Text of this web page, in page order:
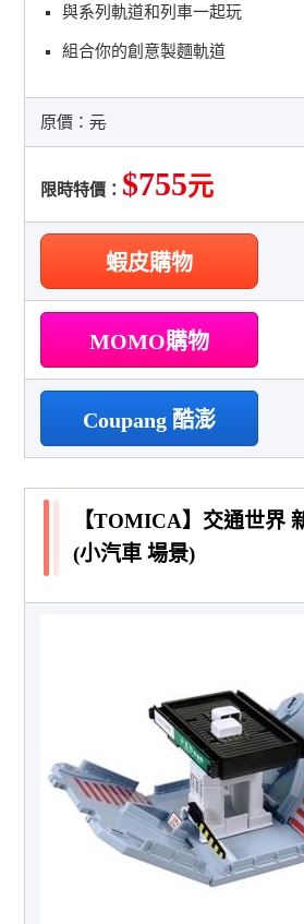
與系列軌道和列車一起玩
組合你的創意製麵軌道
原價：元
限時特價： $755元
蝦皮購物
MOMO購物
Coupang 酷澎
【TOMICA】交通世界
(小汽車 場景)